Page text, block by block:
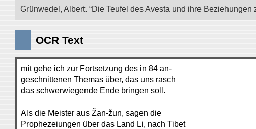
Grünwedel, Albert. “Die Teufel des Avesta und ihre
OCR Text
mit gehe ich zur Fortsetzung des in 84 an-
geschnittenen Themas über, das uns rasch
das schwerwiegende Ende bringen soll.
Als die Meister aus Žan-žun, sagen die
Prophezeiungen über das Land Li, nach Tibet